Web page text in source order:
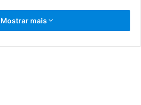
150 anos continuam ao longo da
especial repleta de
Mostrar mais